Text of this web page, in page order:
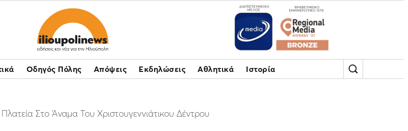
Οδηγός Πόλης Απόψεις Εκδηλώσεις Αθλητικά Ιστορία
Στο Άναμα Του Χριστουγεννιάτικου Δέντρου